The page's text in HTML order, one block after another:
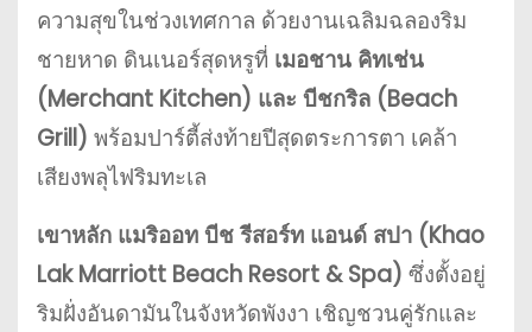
ความสุขในช่วงเทศกาล ด้วยงานเฉลิมฉลองริม
ชายหาด ดินเนอร์สุดหรูที่ เมอชาน คิทเช่น
(Merchant Kitchen) และ บีชกริล (Beach
Grill) พร้อมปาร์ตี้ส่งท้ายปีสุดตระการตา เคล้า
เสียงพลุไฟริมทะเล
เขาหลัก แมริออท บีช รีสอร์ท แอนด์ สปา (Khao
Lak Marriott Beach Resort & Spa) ซึ่งตั้งอยู่
ริมฝั่งอันดามันในจังหวัดพังงา เชิญชวนคู่รักและ